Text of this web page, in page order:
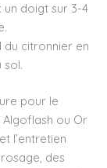
un doigt sur 3-4
du citronnier en
sol.
pour le
ou Or
l’entretien
des